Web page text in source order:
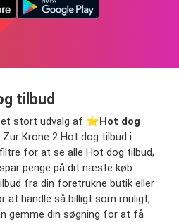
tilbud
et stort udvalg af ⭐️Hot dog
Krone 2 Hot dog tilbud i
for at se alle Hot dog tilbud,
penge på dit næste køb.
fra din foretrukne butik eller
at handle så billigt som muligt,
gemme din søgning for at få